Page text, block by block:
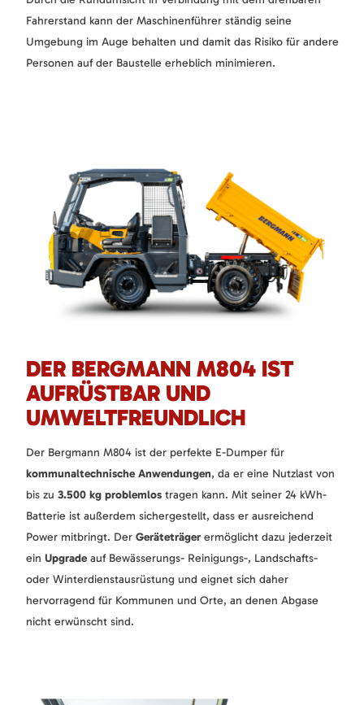
Fahrerstand kann der Maschinenführer ständig seine
Umgebung im Auge behalten und damit das Risiko für andere
Personen auf der Baustelle erheblich minimieren.
DER BERGMANN M804 IST
AUFRÜSTBAR UND
UMWELTFREUNDLICH
Der Bergmann M804 ist der perfekte E-Dumper für
kommunaltechnische Anwendungen, da er eine Nutzlast von
bis zu 3.500 kg problemlos tragen kann. Mit seiner 24 kWh-
Batterie ist außerdem sichergestellt, dass er ausreichend
Power mitbringt. Der Geräteträger ermöglicht dazu jederzeit
ein Upgradeauf Bewässerungs- Reinigungs-, Landschafts-
oder Winterdienstausrüstung und eignet sich daher
hervorragend für Kommunen und Orte, an denen Abgase
nicht erwünscht sind.